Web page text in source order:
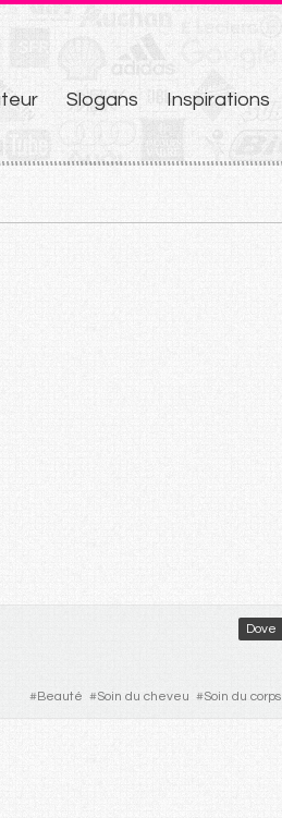
Slogans Inspirations
Dove
#Beauté #Soin du cheveu #Soin du corps